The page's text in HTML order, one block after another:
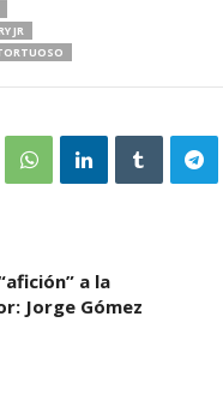
JR
a la
Jorge Gómez